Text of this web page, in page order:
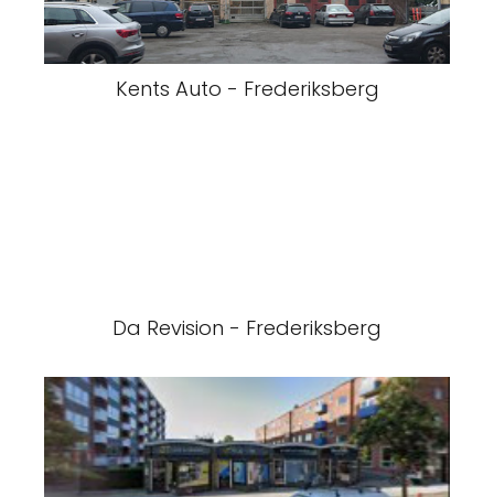
Kents Auto - Frederiksberg
Da Revision - Frederiksberg